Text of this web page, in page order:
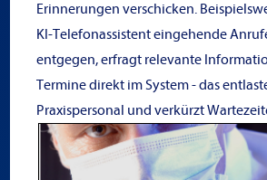
Erinnerungen verschicken.
KI-Telefonassistent eingehende
entgegen, erfragt relevante
Termine direkt im System - das
Praxispersonal und verkürzt